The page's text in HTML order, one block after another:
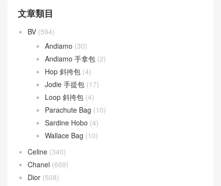
文章類目
BV (594)
Andiamo (30)
Andiamo 手拿包 (2)
Hop 斜挎包 (4)
Jodie 手提包 (17)
Loop 斜挎包 (4)
Parachute Bag (10)
Sardine Hobo (4)
Wallace Bag (10)
Celine (340)
Chanel (669)
Dior (508)